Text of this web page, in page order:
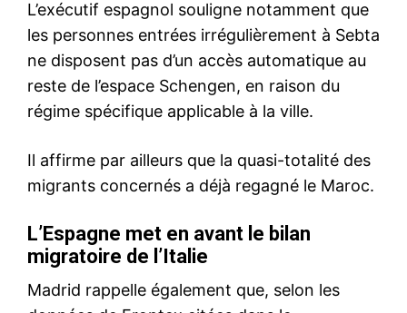
Mon compte
Related
Saisie de plus de 4,7 tonnes
de résine de cannabis près
de Safi
In "Sécurité"
Essaouira : saisie de plus de
11 tonnes de résine de
cannabis destinées au trafic
24 March 2026
In "Sécurité"